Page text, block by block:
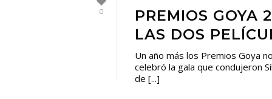
0
PREMIOS GOYA
LAS DOS
Un año más los Premios Goya
celebró la gala que condujeron
de [...]